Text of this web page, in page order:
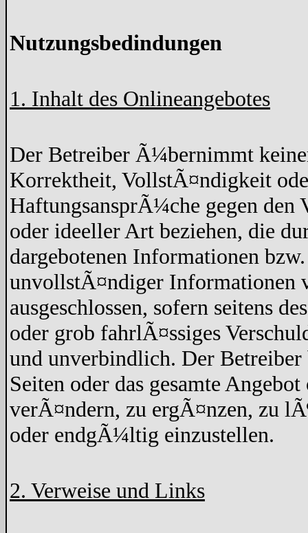
Nutzungsbedindungen
1. Inhalt des Onlineangebotes
Der Betreiber Ã¼bernimmt
Korrektheit, VollstÃ¤ndigkeit
HaftungsansprÃ¼che gegen den
oder ideeller Art beziehen, die
dargebotenen Informationen
unvollstÃ¤ndiger Informationen
ausgeschlossen, sofern seitens
oder grob fahrlÃ¤ssiges
und unverbindlich. Der
Seiten oder das gesamte
verÃ¤ndern, zu ergÃ¤nzen, zu
oder endgÃ¼ltig einzustellen.
2. Verweise und Links